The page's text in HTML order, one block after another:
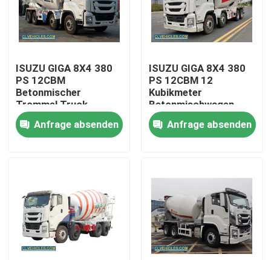
ISUZU GIGA 8X4 380
PS 12CBM
Betonmischer
Trommel Truck
Anfrage absenden
ISUZU GIGA 8X4 380
PS 12CBM 12
Kubikmeter
Betonmischwagen
Betonmischer
Zementmischer
Betonmischwagen
Anfrage absenden